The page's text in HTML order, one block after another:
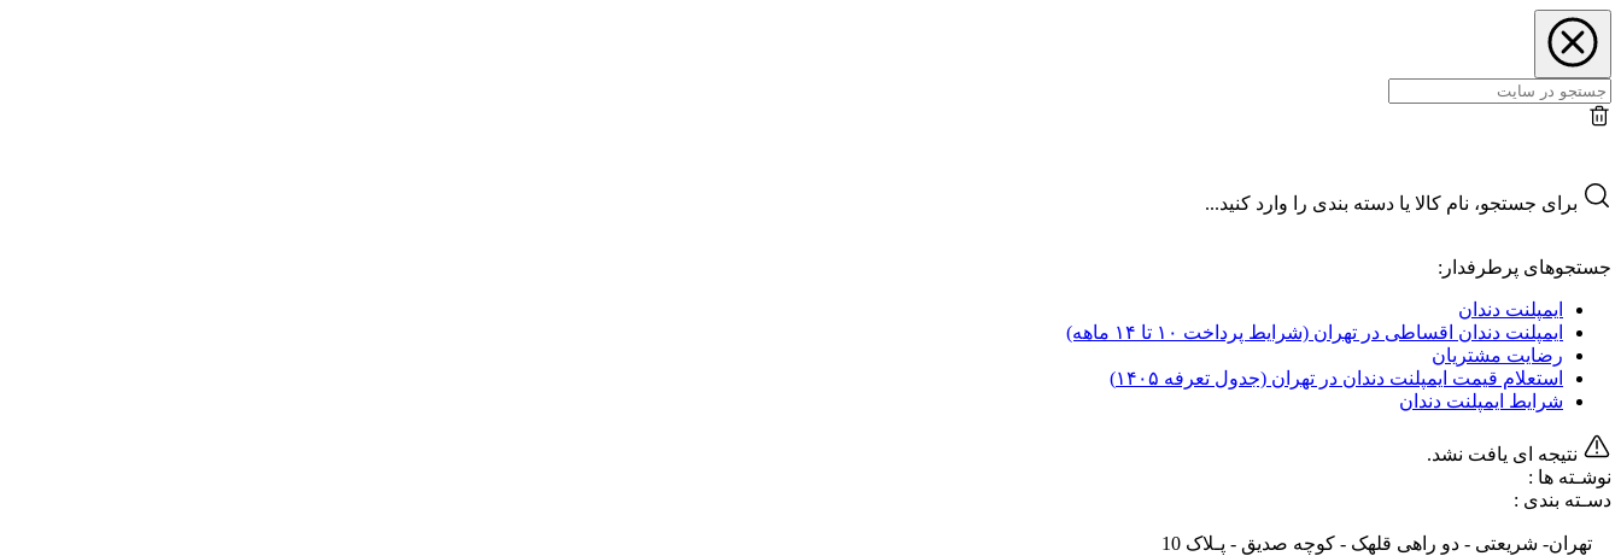
برای جستجو، نام کالا یا دسته بندی را وارد کنید...
جستجوهای پرطرفدار:
ایمپلنت دندان
ایمپلنت دندان اقساطی در تهران (شرایط پرداخت ۱۰ تا ۱۴ ماهه)
رضایت مشتریان
استعلام قیمت ایمپلنت دندان در تهران (جدول تعرفه‌ ۱۴۰۵)
شرایط ایمپلنت دندان
نتیجه ای یافت نشد.
نوشـته ها :
دسـته بندی :
تهران- شریعتی - دو راهی قلهک - کوچه صدیق - پـلاک 10